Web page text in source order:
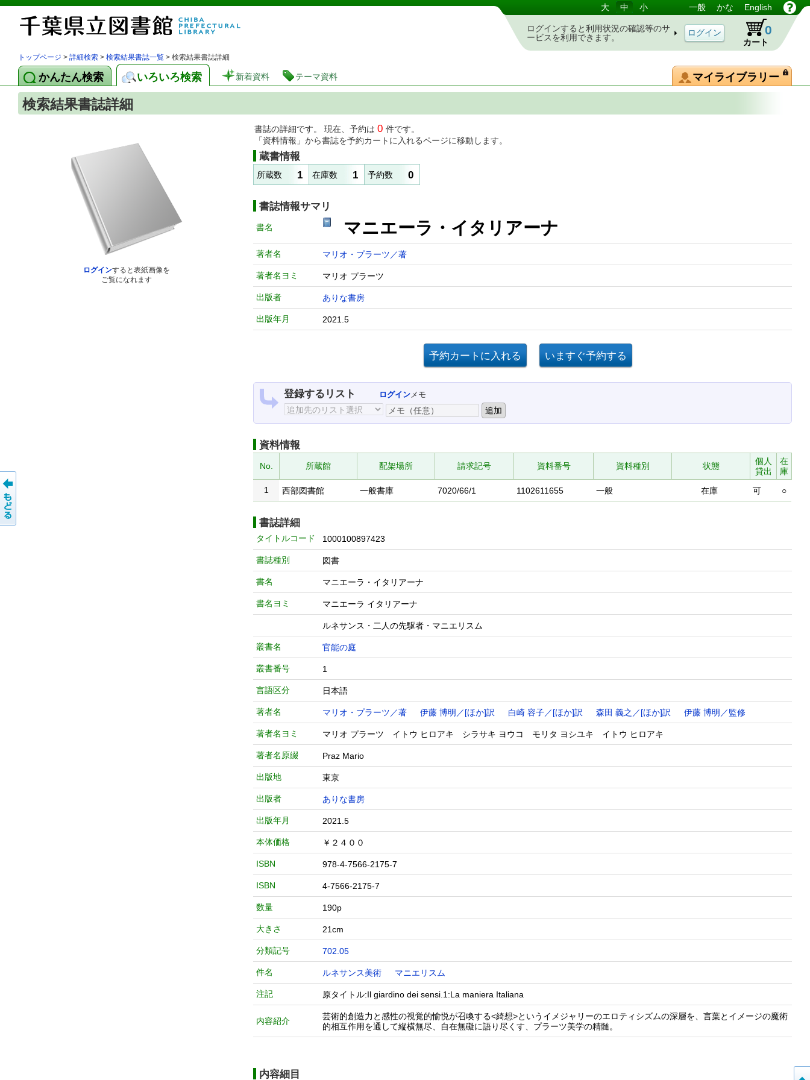
図書館 蔵書検索・予約システム 大 中 小 一般 かな English
ログインすると利用状況の確認等のサ
ービスを利用できます。
カート
0
トップページ > 詳細検索 > 検索結果書誌一覧 > 検索結果書誌詳細
かんたん検索 いろいろ検索 新着資料 テーマ資料 マイライブラリー
検索結果書誌詳細
ログインすると表紙画像を
ご覧になれます
書誌の詳細です。 現在、予約は 0 件です。
「資料情報」から書誌を予約カートに入れるページに移動します。
蔵書情報
所蔵数 1 在庫数 1 予約数 0
書誌情報サマリ
書名 マニエーラ・イタリアーナ
著者名 マリオ・プラーツ／著
著者名ヨミ マリオ プラーツ
出版者 ありな書房
出版年月 2021.5
登録するリスト ログインメモ
資料情報
No. 所蔵館 配架場所 請求記号 資料番号 資料種別 状態
個人
貸出
在
庫
1
西部図書館 一般書庫 7020/66/1 1102611655 一般 在庫 可 ○
書誌詳細
タイトルコード 1000100897423
書誌種別 図書
書名 マニエーラ・イタリアーナ
書名ヨミ マニエーラ イタリアーナ
ルネサンス・二人の先駆者・マニエリスム
叢書名 官能の庭
叢書番号 1
言語区分 日本語
著者名 マリオ・プラーツ／著 伊藤 博明／[ほか]訳 白崎 容子／[ほか]訳 森田 義之／[ほか]訳 伊藤 博明／監修
著者名ヨミ マリオ プラーツ イトウ ヒロアキ シラサキ ヨウコ モリタ ヨシユキ イトウ ヒロアキ
著者名原綴 Praz Mario
出版地 東京
出版者 ありな書房
出版年月 2021.5
本体価格 ￥２４００
ISBN 978-4-7566-2175-7
ISBN 4-7566-2175-7
数量 190p
大きさ 21cm
分類記号 702.05
件名 ルネサンス美術 マニエリスム
注記 原タイトル:Il giardino dei sensi.1:La maniera Italiana
内容紹介
芸術的創造力と感性の視覚的愉悦が召喚する<綺想>というイメジャリーのエロティシズムの深層を、言葉とイメージの魔術
的相互作用を通して縦横無尽、自在無礙に語り尽くす、プラーツ美学の精髄。
内容細目